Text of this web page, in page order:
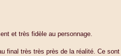
et très fidèle au personnage.
final très très près de la réalité. Ce